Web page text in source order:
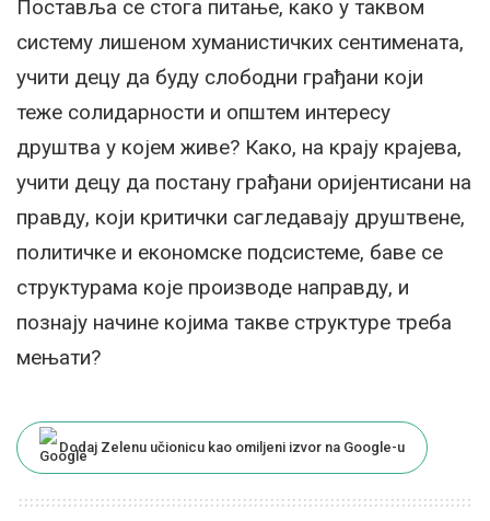
Поставља се стога питање, како у таквом
систему лишеном хуманистичких сентимената,
учити децу да буду слободни грађани који
теже солидарности и општем интересу
друштва у којем живе? Како, на крају крајева,
учити децу да постану грађани оријентисани на
правду, који критички сагледавају друштвене,
политичке и економске подсистеме, баве се
структурама које производе направду, и
познају начине којима такве структуре треба
мењати?
Dodaj Zelenu učionicu kao omiljeni izvor na Google-u